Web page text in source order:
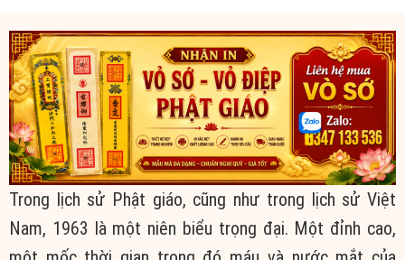
Trong lịch sử Phật giáo, cũng như trong lịch sử Việt
Nam, 1963 là một niên biểu trọng đại. Một đỉnh cao,